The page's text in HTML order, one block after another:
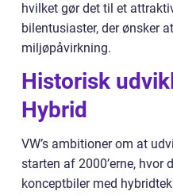
hvilket gør det til et
bilentusiaster, der ønsker
miljøpåvirkning.
Historisk
Hybrid
VW’s ambitioner om at
starten af 2000’erne, hvor
konceptbiler med